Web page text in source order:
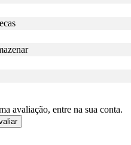
avaliação, entre na sua conta.